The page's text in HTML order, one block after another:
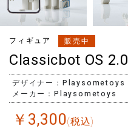
フィギュア 販売中
Classicbot OS 2.0
デザイナー：Playsometoys
メーカー：Playsometoys
￥3,300(税込)